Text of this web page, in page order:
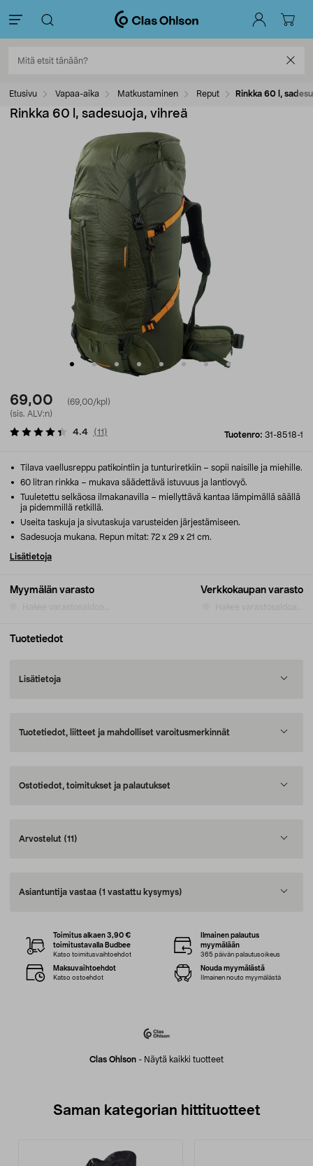
Etusivu Vapaa-aika Matkustaminen Reput Rinkka 60 l,
Rinkka 60 l, sadesuoja, vihreä
69,00
(69,00/kpl)
(sis. ALV:n)
Tuotenro: 31-8518-1
4.4 (11 )
Myymälän varasto Verkkokaupan varasto
Tilava vaellusreppu patikointiin ja tunturiretkiin – sopii naisille ja miehille.
60 litran rinkka – mukava säädettävä istuvuus ja lantiovyö.
Tuuletettu selkäosa ilmakanavilla – miellyttävä kantaa lämpimällä säällä
ja pidemmillä retkillä.
Useita taskuja ja sivutaskuja varusteiden järjestämiseen.
Sadesuoja mukana. Repun mitat: 72 x 29 x 21 cm.
Lisätietoja
Tuotetiedot
Lisätietoja
Tuotetiedot, liitteet ja mahdolliset varoitusmerkinnät
Ostotiedot, toimitukset ja palautukset
Arvostelut (11)
Asiantuntija vastaa (1 vastattu kysymys)
Clas Ohlson - Näytä kaikki tuotteet
Toimitus alkaen 3,90 €
toimitustavalla Budbee
Katso toimitusvaihtoehdot
Ilmainen palautus
myymälään
365 päivän palautusoikeus
Maksuvaihtoehdot
Katso ostoehdot
Nouda myymälästä
Ilmainen nouto myymälästä
Saman kategorian hittituotteet